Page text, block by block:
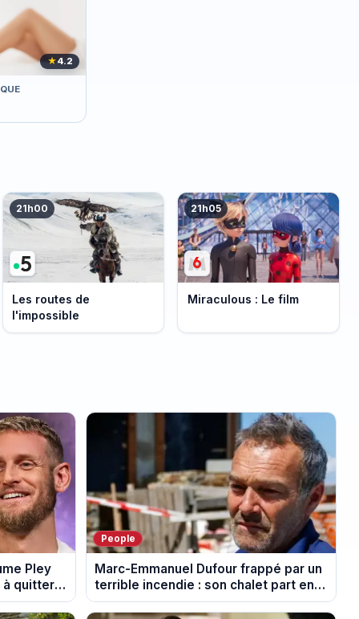
★4.2
21h00
Les routes de
l'impossible
21h05
Miraculous : Le film
Pley
à quitter
People
Marc-Emmanuel Dufour frappé par un
terrible incendie : son chalet part en
fumée